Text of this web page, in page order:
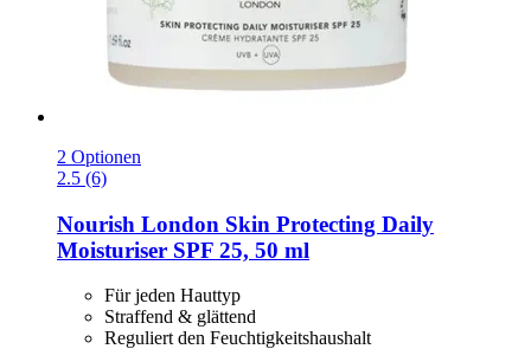
2 Optionen
2.5 (6)
Nourish London Skin Protecting Daily
Moisturiser SPF 25, 50 ml
Für jeden Hauttyp
Straffend & glättend
Reguliert den Feuchtigkeitshaushalt